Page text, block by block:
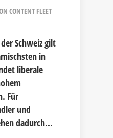
CONTENT FLEET
Schweiz gilt
in
liberale
Für
und
dadurch...